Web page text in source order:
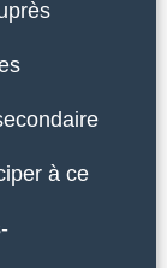
à ce